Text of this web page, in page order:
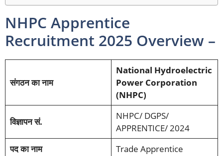
NHPC Apprentice
Recruitment 2025 Overview –
संगठन का नाम
National Hydroelectric
Power Corporation
(NHPC)
विज्ञापन सं.
NHPC/ DGPS/
APPRENTICE/ 2024
पद का नाम
Trade Apprentice